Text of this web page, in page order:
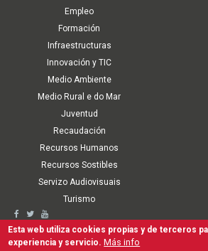
Empleo
Formación
Infraestructuras
Innovación y TIC
Medio Ambiente
Medio Rural e do Mar
Juventud
Recaudación
Recursos Humanos
Recursos Sostibles
Servizo Audiovisuais
Turismo
Second
Accesibilidad Aviso Legal Política de cookies
Mapa Web Canal interno de comunicación,
Esta web utiliza cookies propias y de terceros
experiencia y servicio. Más info